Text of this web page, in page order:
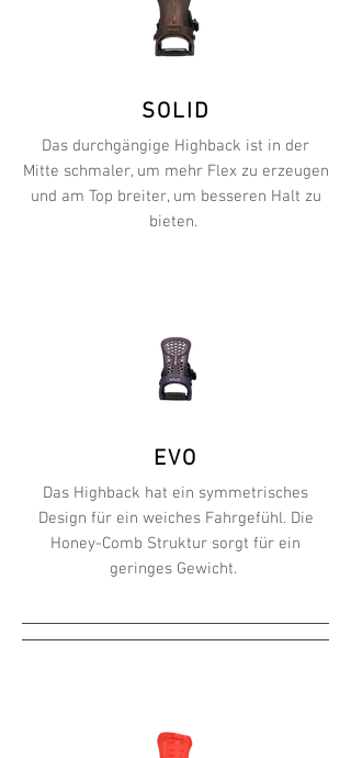
SOLID
Das durchgängige Highback ist in der
Mitte schmaler, um mehr Flex zu erzeugen
und am Top breiter, um besseren Halt zu
bieten.
EVO
Das Highback hat ein symmetrisches
Design für ein weiches Fahrgefühl. Die
Honey-Comb Struktur sorgt für ein
geringes Gewicht.